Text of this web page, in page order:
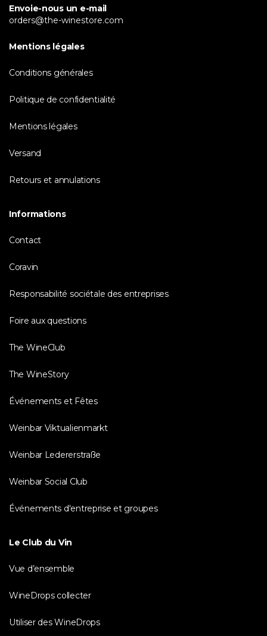
Envoie-nous un e-mail
orders@the-winestore.com
Mentions légales
Conditions générales
Politique de confidentialité
Mentions légales
Versand
Retours et annulations
Informations
Contact
Coravin
Responsabilité sociétale des entreprises
Foire aux questions
The WineClub
The WineStory
Événements et Fêtes
Weinbar Viktualienmarkt
Weinbar Ledererstraße
Weinbar Social Club
Événements d'entreprise et groupes
Le Club du Vin
Vue d’ensemble
WineDrops collecter
Utiliser des WineDrops